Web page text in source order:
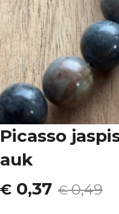
Picasso
auk
€0,49
Algne
€ 0,37
Current